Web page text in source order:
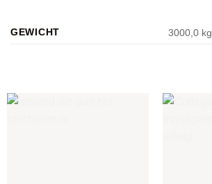
GEWICHT 3000,0 kg